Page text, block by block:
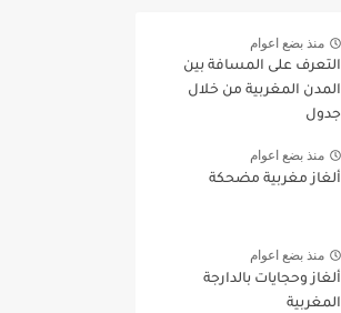
منذ بضع اعوام
التعرف على المسافة بين
المدن المغربية من خلال
جدول
منذ بضع اعوام
ألغاز مغربية مضحكة
منذ بضع اعوام
ألغاز وحجايات بالدارجة
المغربية